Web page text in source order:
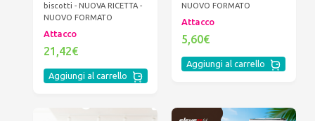
biscotti - NUOVA RICETTA -
NUOVO FORMATO
Attacco
21,42€
Aggiungi al carrello
NUOVO FORMATO
Attacco
5,60€
Aggiungi al carrello